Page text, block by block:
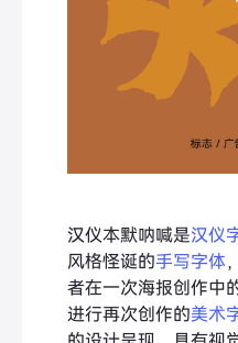
汉仪本默呐喊是汉仪
风格怪诞的手写字体
者在一次海报创作中
进行再次创作的美术